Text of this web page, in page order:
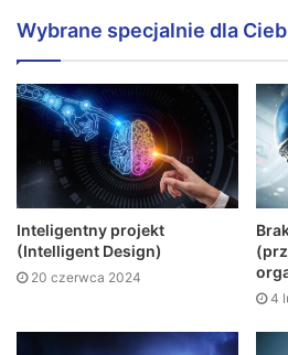
Wybrane specjalnie dla
Inteligentny projekt
(Intelligent Design)
20 czerwca 2024
4